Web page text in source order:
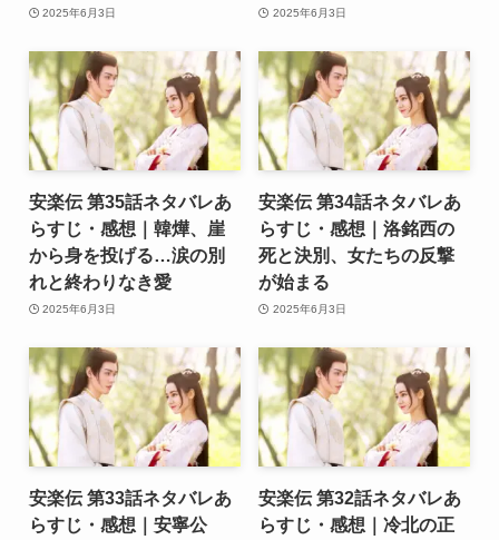
2025年6月3日 2025年6月3日
安楽伝 第35話ネタバレあ
らすじ・感想｜韓燁、崖
から身を投げる…涙の別
れと終わりなき愛
2025年6月3日
安楽伝 第34話ネタバレあ
らすじ・感想｜洛銘西の
死と決別、女たちの反撃
が始まる
2025年6月3日
安楽伝 第33話ネタバレあ
らすじ・感想｜安寧公
安楽伝 第32話ネタバレあ
らすじ・感想｜冷北の正